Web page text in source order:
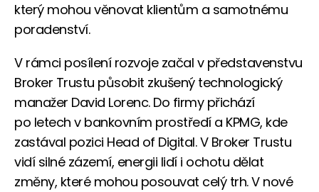
který mohou věnovat klientům a samotnému
poradenství.
V rámci posílení rozvoje začal v představenstvu
Broker Trustu působit zkušený technologický
manažer David Lorenc. Do firmy přichází
po letech v bankovním prostředí a KPMG, kde
zastával pozici Head of Digital. V Broker Trustu
vidí silné zázemí, energii lidí i ochotu dělat
změny, které mohou posouvat celý trh. V nové